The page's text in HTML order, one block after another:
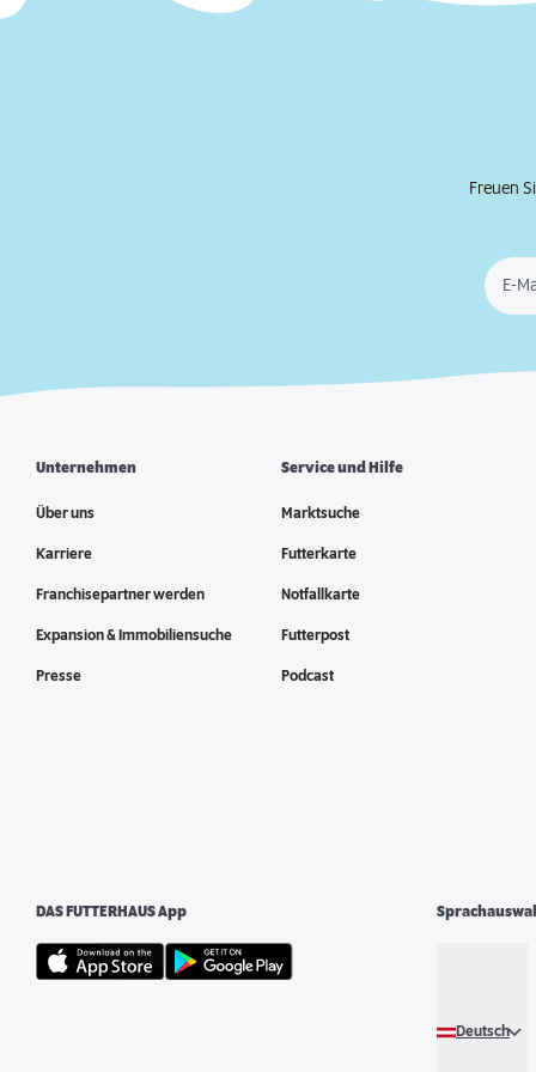
Freuen
E-
Unternehmen
Über uns
Karriere
Franchisepartner werden
Expansion & Immobiliensuche
Presse
Service und Hilfe
Marktsuche
Futterkarte
Notfallkarte
Futterpost
Podcast
DAS FUTTERHAUS App
Deutsch